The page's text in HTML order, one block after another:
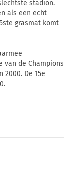
stadion.
als een echt
grasmat komt
van de Champions
De 15e